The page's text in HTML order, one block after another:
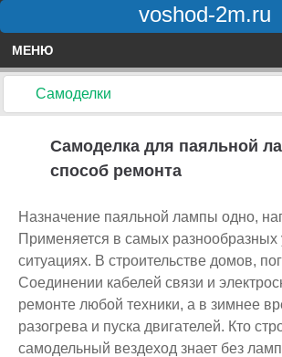
voshod-2m.ru
МЕНЮ
Самоделки
Самоделка для паяльной
способ ремонта
Назначение паяльной лампы одно,
Применяется в самых разнообразных
ситуациях. В строительстве домов,
Соединении кабелей связи и
ремонте любой техники, а в зимнее
разогрева и пуска двигателей. Кто
самодельный вездеход знает без